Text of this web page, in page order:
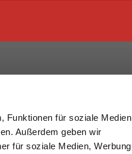
Funktionen für soziale Medien
Außerdem geben wir
für soziale Medien, Werbung